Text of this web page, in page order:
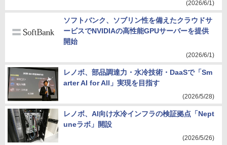
(2026/6/1)
ソフトバンク、ソブリン性を備えたクラウドサ
ービスでNVIDIAの高性能GPUサーバーを提供
開始
(2026/6/1)
レノボ、部品調達力・水冷技術・DaaSで「Sm
arter AI for All」実現を目指す
(2026/5/28)
レノボ、AI向け水冷インフラの検証拠点「Nept
uneラボ」開設
(2026/5/26)